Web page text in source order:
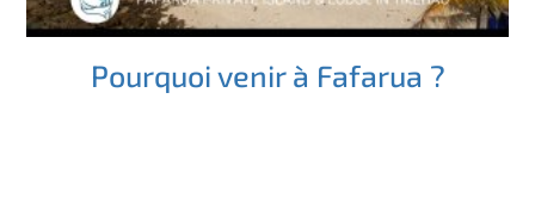
Pourquoi venir à Fafarua ?